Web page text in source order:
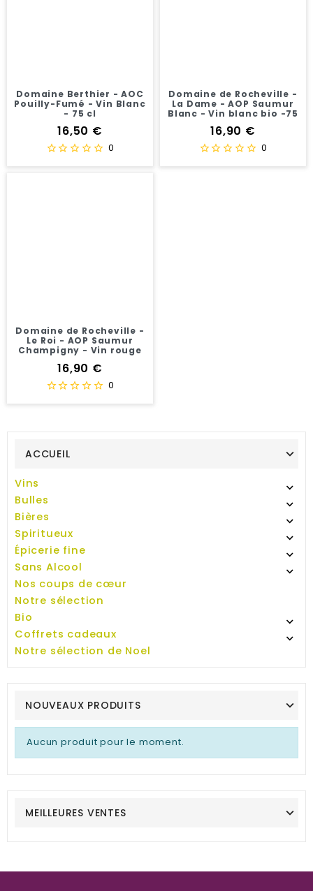
ACCUEIL
Vins

Bulles

Bières

Spiritueux

Épicerie fine

Sans Alcool

Nos coups de cœur
Notre sélection
Bio

Coffrets cadeaux

Notre sélection de Noel
NOUVEAUX PRODUITS
Aucun produit pour le moment.
MEILLEURES VENTES
Domaine Berthier - AOC
Pouilly-Fumé - Vin Blanc
- 75 cl
Prix
16,50 €
0
Domaine de Rocheville -
La Dame - AOP Saumur
Blanc - Vin blanc bio -75
Prix
16,90 €
0
Domaine de Rocheville -
Le Roi - AOP Saumur
Champigny - Vin rouge
Prix
16,90 €
0